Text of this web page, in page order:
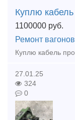
Куплю кабель
1100000 руб.
Ремонт вагонов
27.01.25
324
0